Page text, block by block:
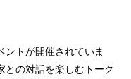
ントが開催されていま
との対話を楽しむトーク